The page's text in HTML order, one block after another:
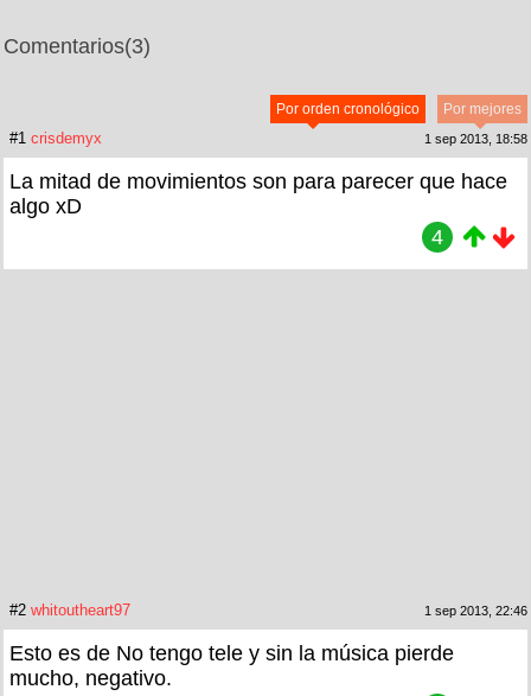
Comentarios(3)
Por mejores
Por orden cronológico
#1 crisdemyx 1 sep 2013, 18:58
La mitad de movimientos son para parecer que hace
algo xD
4
#2 whitoutheart97 1 sep 2013, 22:46
Esto es de No tengo tele y sin la música pierde
mucho, negativo.